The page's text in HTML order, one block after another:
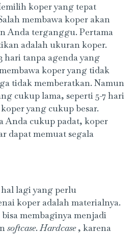
koper yang tepat
membawa koper akan
Anda terganggu. Pertama
adalah ukuran koper.
hari tanpa agenda yang
koper yang tidak
tidak memberatkan. Namun
cukup lama, seperti 5-7 hari
yang cukup besar.
Anda cukup padat, koper
dapat memuat segala
lagi yang perlu
koper adalah materialnya.
membaginya menjadi
softcase.Hardcase, karena